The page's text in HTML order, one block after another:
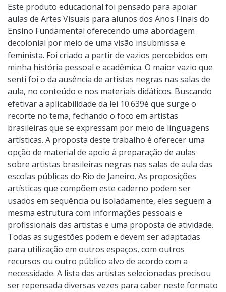
Este produto educacional foi pensado para apoiar
aulas de Artes Visuais para alunos dos Anos Finais do
Ensino Fundamental oferecendo uma abordagem
decolonial por meio de uma visão insubmissa e
feminista. Foi criado a partir de vazios percebidos em
minha história pessoal e acadêmica. O maior vazio que
senti foi o da ausência de artistas negras nas salas de
aula, no conteúdo e nos materiais didáticos. Buscando
efetivar a aplicabilidade da lei 10.639é que surge o
recorte no tema, fechando o foco em artistas
brasileiras que se expressam por meio de linguagens
artísticas. A proposta deste trabalho é oferecer uma
opção de material de apoio à preparação de aulas
sobre artistas brasileiras negras nas salas de aula das
escolas públicas do Rio de Janeiro. As proposições
artísticas que compõem este caderno podem ser
usados em sequência ou isoladamente, eles seguem a
mesma estrutura com informações pessoais e
profissionais das artistas e uma proposta de atividade.
Todas as sugestões podem e devem ser adaptadas
para utilização em outros espaços, com outros
recursos ou outro público alvo de acordo com a
necessidade. A lista das artistas selecionadas precisou
ser repensada diversas vezes para caber neste formato